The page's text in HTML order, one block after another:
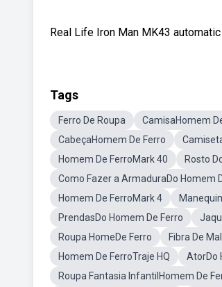
Real Life Iron Man MK43
Tags
Ferro De Roupa CamisaHomem
CabeçaHomem De Ferro
Homem De FerroMark 40
Rosto
Como Fazer a ArmaduraDo Homem
Homem De FerroMark 4
PrendasDo Homem De Ferro
Roupa HomeDe Ferro
Fibra De
Homem De FerroTraje HQ
AtorDo
Roupa Fantasia InfantilHomem De